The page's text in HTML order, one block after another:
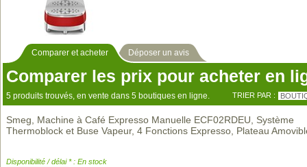
Comparer et acheter Déposer un avis
Comparer les prix pour acheter en
5 produits trouvés, en vente dans 5 boutiques en ligne. TRIER PAR :
Smeg, Machine à Café Expresso Manuelle ECF02RDEU, Système
Thermoblock et Buse Vapeur, 4 Fonctions Expresso, Plateau
Disponibilité / délai * : En stock